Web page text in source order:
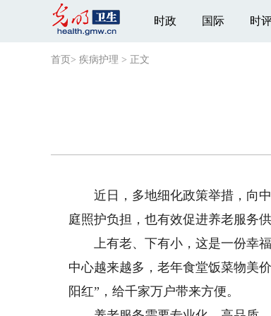
时政 国际 时
首页 > 疾病护理 > 正文
近日，多地细化政策举措，向中
庭照护负担，也有效促进养老服务
上有老、下有小，这是一份幸福
中心越来越多，老年食堂饭菜物美
阳红”，给千家万户带来方便。